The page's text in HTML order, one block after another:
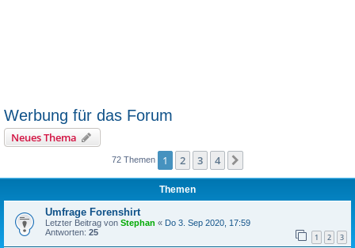
Werbung für das Forum
Neues Thema
72 Themen 1 2 3 4
Themen
Umfrage Forenshirt
Letzter Beitrag von Stephan « Do 3. Sep 2020, 17:59
Antworten: 25 1 2 3